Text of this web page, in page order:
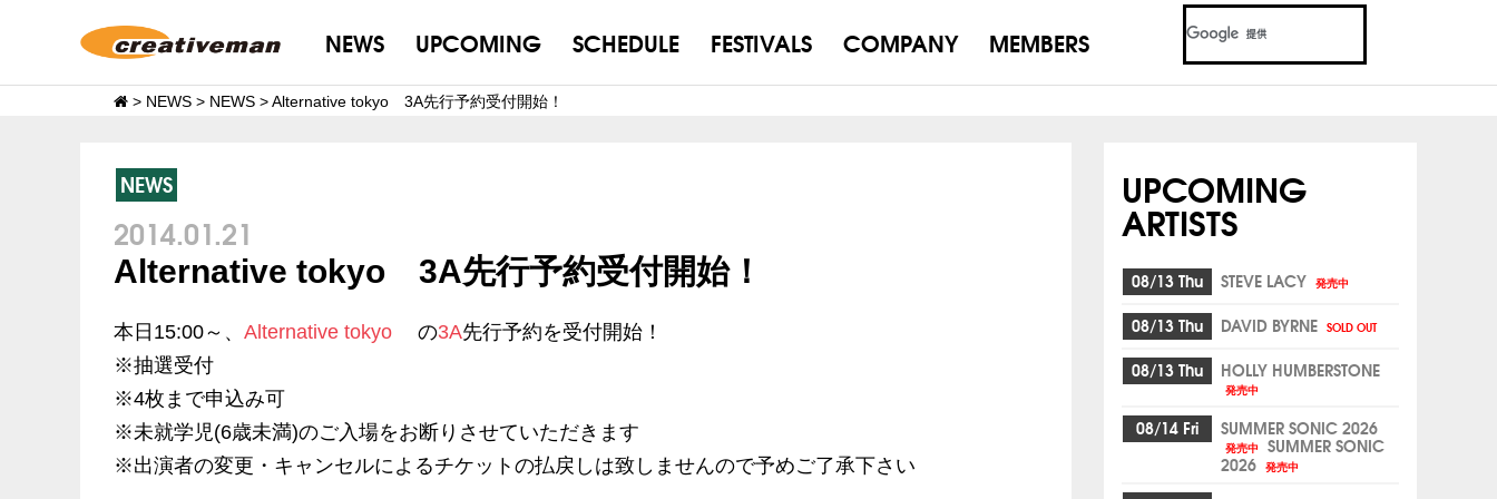
NEWS UPCOMING SCHEDULE FESTIVALS COMPANY MEMBERS
> NEWS > NEWS >Alternative tokyo 3A先行予約受付開始！
NEWS
2014.01.21
Alternative tokyo 3A先行予約受付開始！
本日15:00～、 Alternative tokyo の3A先行予約を受付開始！
※抽選受付
※4枚まで申込み可
※未就学児(6歳未満)のご入場をお断りさせていただきます
※出演者の変更・キャンセルによるチケットの払戻しは致しませんので予めご了承下さい
UPCOMING
ARTISTS
08/13 Thu STEVE LACY 発売中
08/13 Thu DAVID BYRNE SOLD OUT
08/13 Thu HOLLY HUMBERSTONE
発売中
08/14 Fri SUMMER SONIC 2026
発売中 SUMMER SONIC
2026 発売中